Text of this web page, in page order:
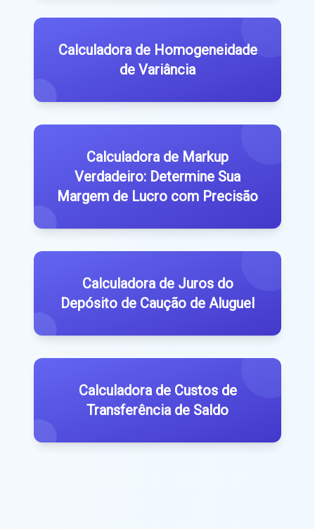
Calculadora de Homogeneidade
de Variância
Calculadora de Markup
Verdadeiro: Determine Sua
Margem de Lucro com Precisão
Calculadora de Juros do
Depósito de Caução de Aluguel
Calculadora de Custos de
Transferência de Saldo